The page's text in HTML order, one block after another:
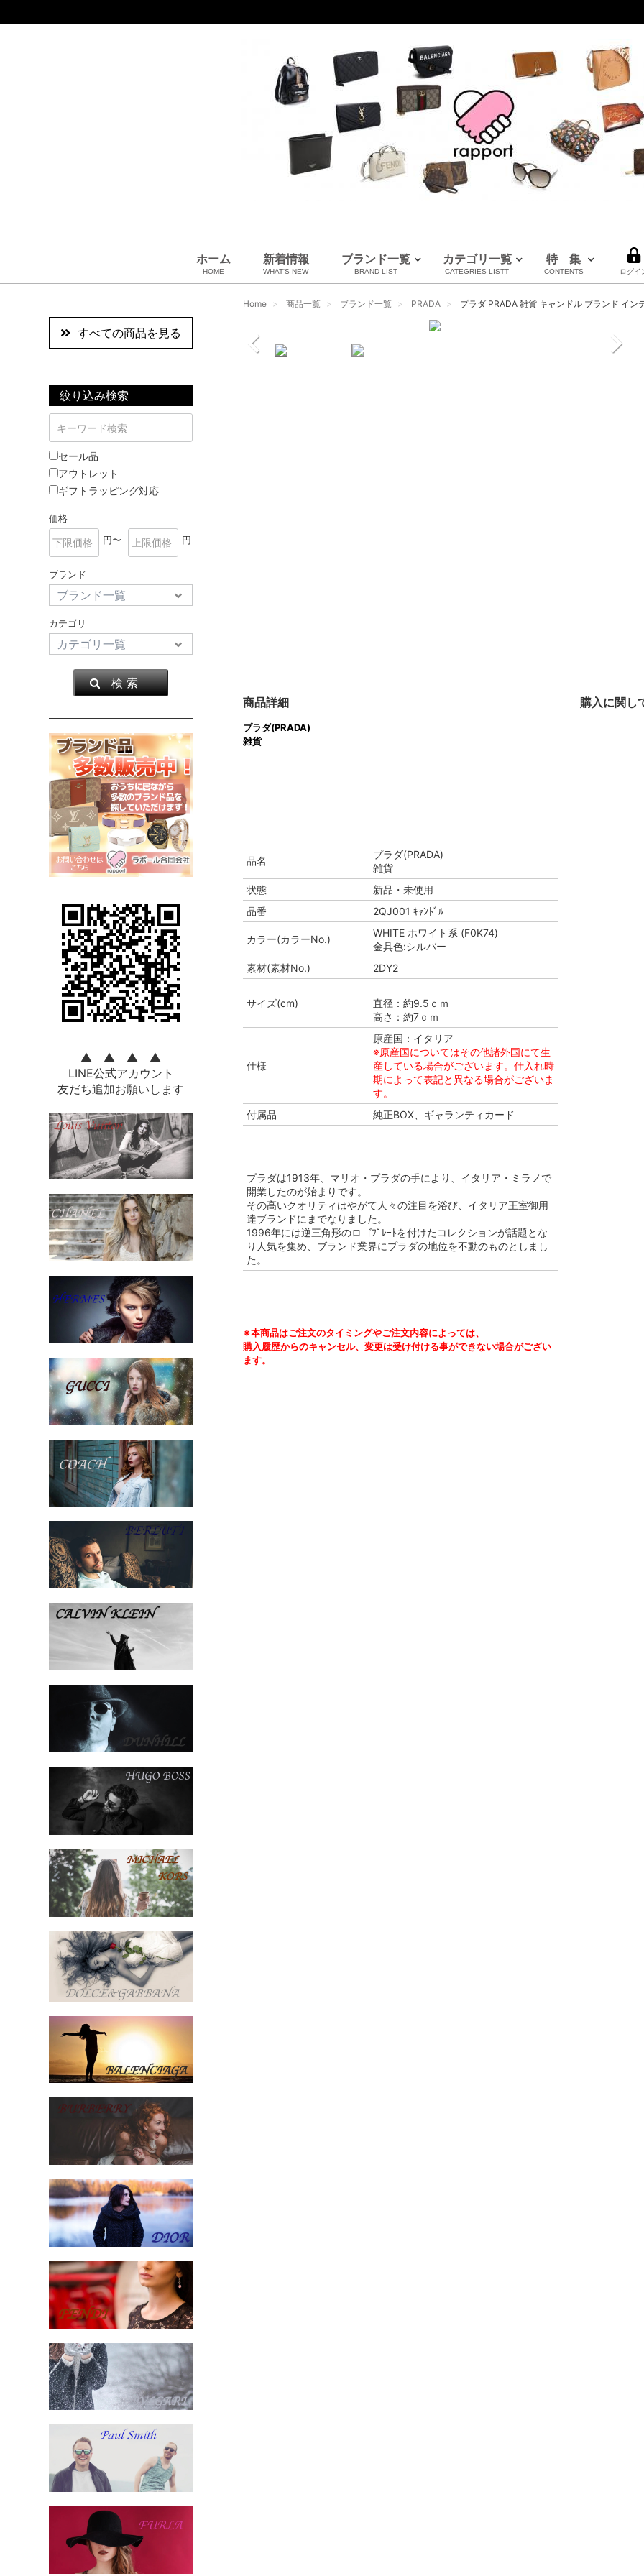
ホーム
HOME
新着情報
WHAT'S NEW
ブランド一覧
BRAND LIST
ルイヴィトン
シャネル
エルメス
全てのブランドを見る
カテゴリ一覧
CATEGRIES LISTT
バッグ＆ポーチ
アロマ＆フレグランス
雑貨・その他
USED Hermès
USED CHANEL
USED other
特 集
CONTENTS ログイ
Home 商品一覧 ブランド一覧 PRADA プラダ PRADA 雑貨 キャンドル ブランド イ
すべての商品を見る
絞り込み検索
セール品
アウトレット
ギフトラッピング対応
価格
円〜
円
ブランド
カテゴリ
検 索
▲ ▲ ▲ ▲
LINE公式アカウント
友だち追加お願いします
商品詳細 購入に関し
プラダ(PRADA)
雑貨
品名
プラダ(PRADA)
雑貨
状態
新品・未使用
品番
2QJ001 ｷｬﾝﾄﾞﾙ
カラー(カラーNo.)
WHITE ホワイト系 (F0K74)
金具色:シルバー
素材(素材No.)
2DY2
サイズ(cm)
直径：約9.5ｃｍ
高さ：約7ｃｍ
仕様
原産国：イタリア
※原産国についてはその他諸外国にて生
産している場合がございます。仕入れ時
期によって表記と異なる場合がございま
す。
付属品
純正BOX、ギャランティカード
プラダは1913年、マリオ・プラダの手により、イタリア・ミラノで
開業したのが始まりです。
その高いクオリティはやがて人々の注目を浴び、イタリア王室御用
達ブランドにまでなりました。
1996年には逆三角形のロゴﾌﾟﾚｰﾄを付けたコレクションが話題とな
り人気を集め、ブランド業界にプラダの地位を不動のものとしまし
た。
※本商品はご注文のタイミングやご注文内容によっては、
購入履歴からのキャンセル、変更は受け付ける事ができない場合がござい
ます。